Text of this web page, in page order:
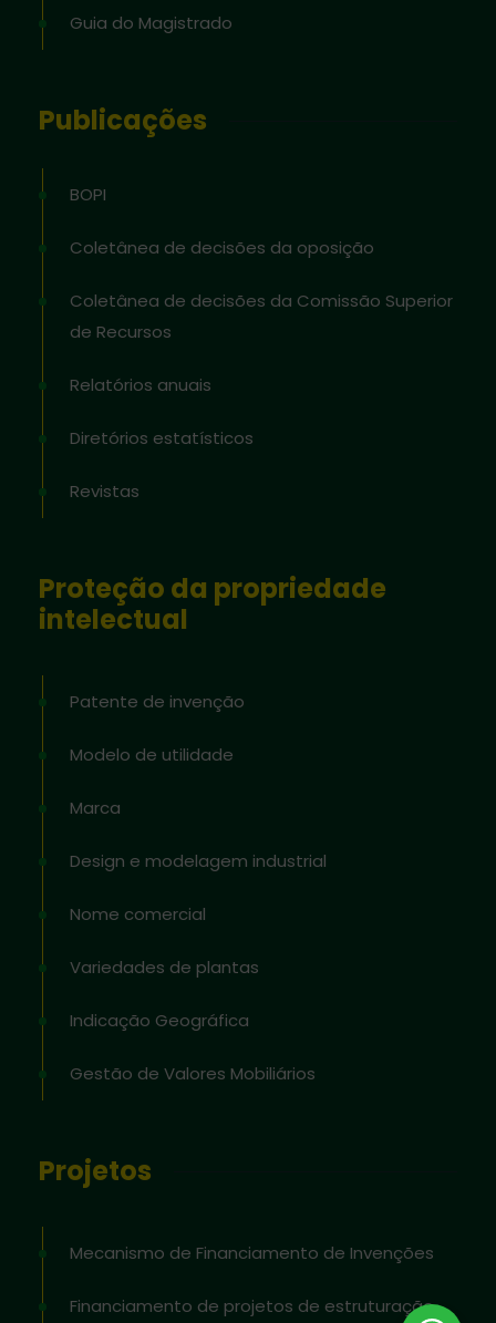
Guia do Magistrado
Publicações
BOPI
Coletânea de decisões da oposição
Coletânea de decisões da Comissão Superior
de Recursos
Relatórios anuais
Diretórios estatísticos
Revistas
Proteção da propriedade
intelectual
Patente de invenção
Modelo de utilidade
Marca
Design e modelagem industrial
Nome comercial
Variedades de plantas
Indicação Geográfica
Gestão de Valores Mobiliários
Projetos
Mecanismo de Financiamento de Invenções
Financiamento de projetos de estruturação